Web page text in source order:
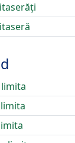
limita
limita